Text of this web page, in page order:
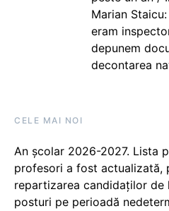
Marian
eram
depunem
decontarea
CELE MAI NOI
An școlar 2026-2027. Lista
profesori a fost actualizată,
repartizarea candidaților
posturi pe perioadă